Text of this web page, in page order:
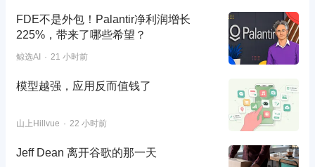
FDE不是外包！Palantir净利润增长
225%，带来了哪些希望？
鲸选AI 21 小时前
模型越强，应用反而值钱了
山上Hillvue 22 小时前
Jeff Dean 离开谷歌的那一天